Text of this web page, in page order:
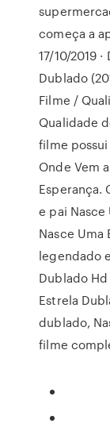
começa a
17/10/2019
Dublado
Filme /
Qualidade
filme
Onde Vem
Esperança.
e pai Nasce
Nasce Uma
legendado
Dublado
Estrela
dublado,
filme